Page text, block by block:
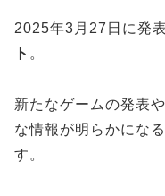
2025年3月27日に発
ト 。
新たなゲームの発表
な情報が明らかにな
す。